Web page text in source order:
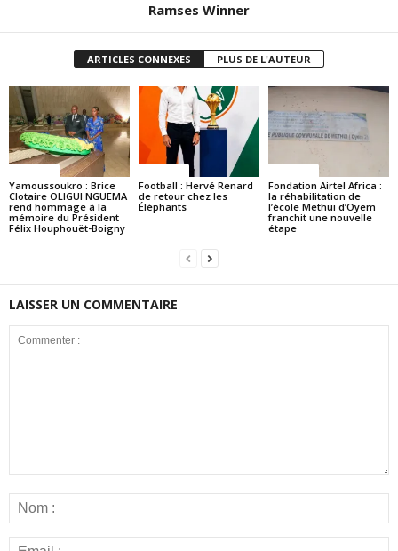
Ramses Winner
ARTICLES CONNEXES PLUS DE L'AUTEUR
Yamoussoukro : Brice
Clotaire OLIGUI NGUEMA
rend hommage à la
mémoire du Président
Félix Houphouët-Boigny
Football : Hervé Renard
de retour chez les
Éléphants
Fondation Airtel Africa :
la réhabilitation de
l’école Methui d’Oyem
franchit une nouvelle
étape
LAISSER UN COMMENTAIRE